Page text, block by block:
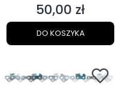
Cena
50,00 zł
DO KOSZYKA